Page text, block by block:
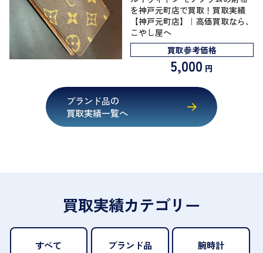
を神戸元町店で買取！買取実績
【神戸元町店】｜高価買取なら、
こやし屋へ
買取参考価格
5,000 円
ブランド品の
買取実績一覧へ
買取実績カテゴリー
すべて ブランド品 腕時計